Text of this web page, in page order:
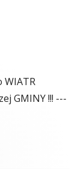
WIATR
GMINY !!! ---